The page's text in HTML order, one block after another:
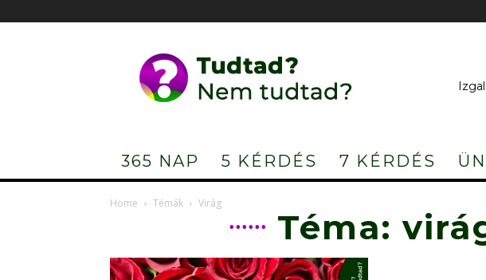
Nem
tudtad?
365 NAP 5 KÉRDÉS 7 KÉRDÉS
Home Témák Virág
Téma: